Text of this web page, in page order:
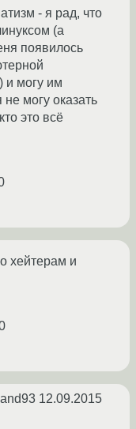
- я рад, что
(а
появилось
и могу им
могу оказать
это всё
хейтерам и
12.09.2015